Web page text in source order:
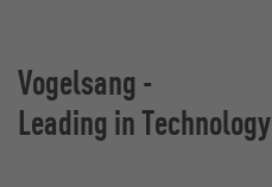
Vogelsang -
Leading in Technology